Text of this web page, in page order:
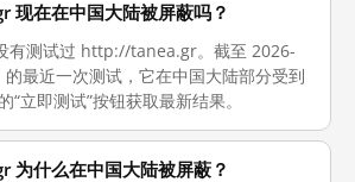
在在中国大陆被屏蔽吗？
有测试过 http://tanea.gr。截至 2026-
最近一次测试，它在中国大陆部分受到
“立即测试”按钮获取最新结果。
什么在中国大陆被屏蔽？